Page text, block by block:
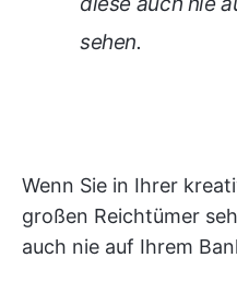
sehen.
Wenn Sie in Ihrer
großen Reichtümer
auch nie auf Ihrem